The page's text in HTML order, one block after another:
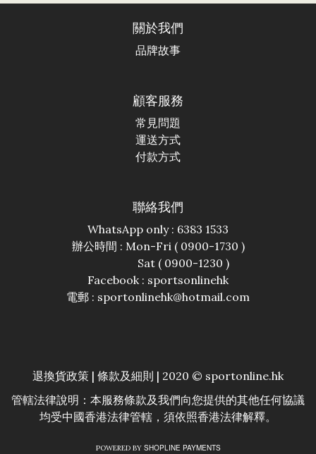
關於我們
品牌故事
顧客服務
常見問題
運送方式
付款方式
聯絡我們
WhatsApp only : 6383 1533
辦公時間 : Mon-Fri ( 0900-1730 )
Sat ( 0900-1230 )
Facebook : sportsonlinehk
電郵 : sportonlinehk@hotmail.com
退換貨政策 | 條款及細則 | 2020 © sportonline.hk
管轄法律說明：本服務條款及我們向您提供的其他任何協議
均受中國香港法律管轄，須依照香港法律解釋。
POWERED BY SHOPLINE PAYMENTS